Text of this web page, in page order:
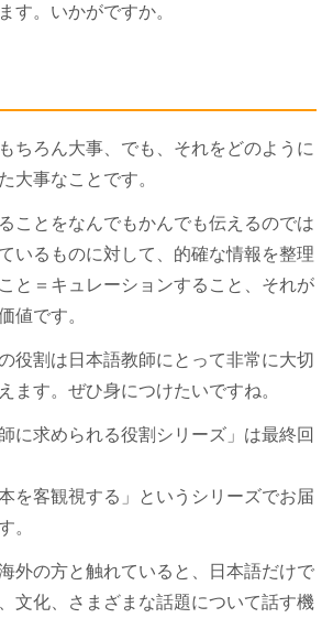
す。いかがですか。
ちろん大事、でも、それをどのように
大事なことです。
ことをなんでもかんでも伝えるのでは
いるものに対して、的確な情報を整理
と＝キュレーションすること、それが
値です。
役割は日本語教師にとって非常に大切
ます。ぜひ身につけたいですね。
に求められる役割シリーズ」は最終回
を客観視する」というシリーズでお届
。
外の方と触れていると、日本語だけで
文化、さまざまな話題について話す機